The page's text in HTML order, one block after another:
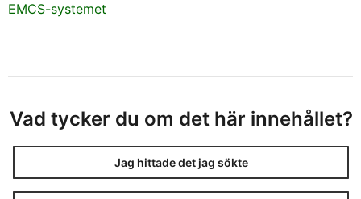
EMCS-systemet
Vad tycker du om det här innehållet?
Jag hittade det jag sökte